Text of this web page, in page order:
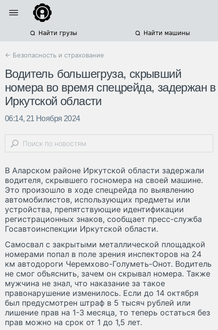
Найти грузы Найти машины
← Безопасность и страхование
Водитель большегруза, скрывший
номера во время спецрейда, задержан в
Иркутской области
06:14, 21 Ноября 2024
В Аларском районе Иркутской области задержали
водителя, скрывшего госномера на своей машине.
Это произошло в ходе спецрейда по выявлению
автомобилистов, использующих предметы или
устройства, препятствующие идентификации
регистрационных знаков, сообщает пресс-служба
Госавтоинспекции Иркутской области.
Самосвал с закрытыми металлической площадкой
номерами попал в поле зрения инспекторов на 24
км автодороги Черемхово-Голуметь-Онот. Водитель
не смог объяснить, зачем он скрывал номера. Также
мужчина не знал, что наказание за такое
правонарушение изменилось. Если до 14 октября
был предусмотрен штраф в 5 тысяч рублей или
лишение прав на 1-3 месяца, то теперь остаться без
прав можно на срок от 1 до 1,5 лет.